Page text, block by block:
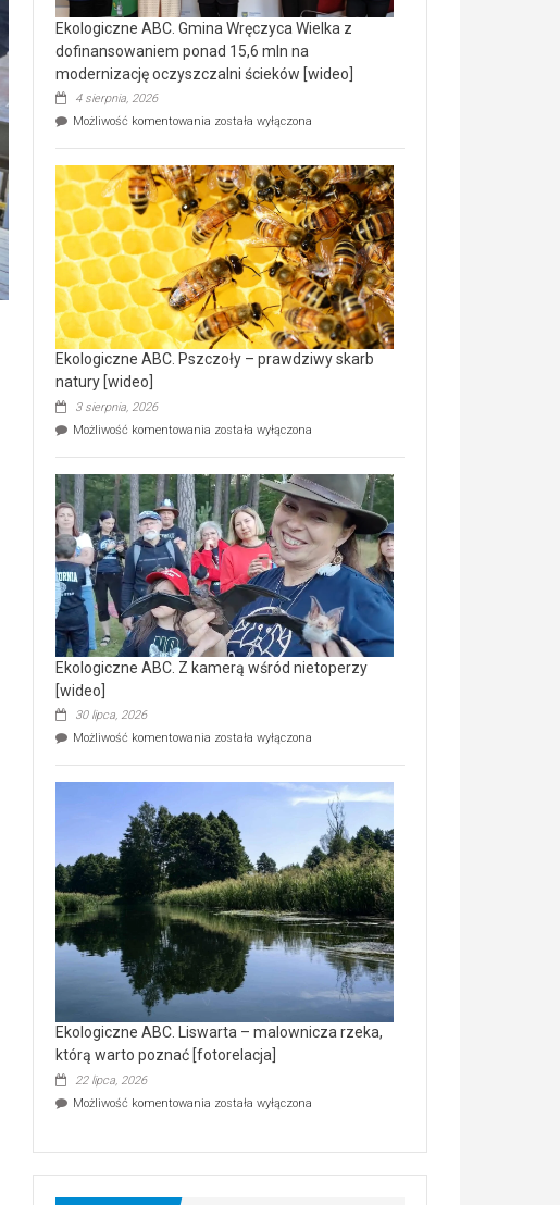
Ekologiczne ABC. Gmina Wręczyca Wielka z
dofinansowaniem ponad 15,6 mln na
modernizację oczyszczalni ścieków [wideo]
4 sierpnia, 2026
Możliwość komentowania Ekologiczne
Wręczyca
Wielka
z
dofinansowaniem
ponad
15,6
mln
na
modernizację
oczyszczalni
ścieków
[wideo]
została wyłączona
Ekologiczne ABC. Pszczoły – prawdziwy skarb
natury [wideo]
3 sierpnia, 2026
Możliwość komentowania Ekologiczne
–
prawdziwy
skarb
natury
[wideo]
została wyłączona
Ekologiczne ABC. Z kamerą wśród nietoperzy
[wideo]
30 lipca, 2026
Możliwość komentowania Ekologiczne
wśród
nietoperzy
[wideo]
została wyłączona
Ekologiczne ABC. Liswarta – malownicza rzeka,
którą warto poznać [fotorelacja]
22 lipca, 2026
Możliwość komentowania Ekologiczne
–
malownicza
została wyłączona